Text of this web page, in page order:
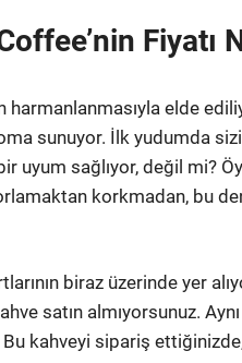
Fiyatı
elde
sunuyor. İlk yudumda
uyum sağlıyor, değil mi?
korkmadan, bu
biraz üzerinde yer
satın almıyorsunuz.
kahveyi sipariş